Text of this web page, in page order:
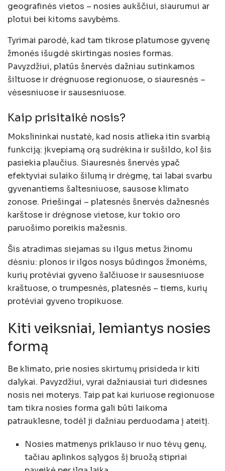
geografinės vietos – nosies aukščiui, siaurumui ar
plotui bei kitoms savybėms.
Tyrimai parodė, kad tam tikrose platumose gyvenę
žmonės išugdė skirtingas nosies formas.
Pavyzdžiui, platūs šnervės dažniau sutinkamos
šiltuose ir drėgnuose regionuose, o siauresnės –
vėsesniuose ir sausesniuose.
Kaip prisitaikė nosis?
Mokslininkai nustatė, kad nosis atlieka itin svarbią
funkciją: įkvepiamą orą sudrėkina ir sušildo, kol šis
pasiekia plaučius. Siauresnės šnervės ypač
efektyviai sulaiko šilumą ir drėgmę, tai labai svarbu
gyvenantiems šaltesniuose, sausose klimato
zonose. Priešingai – platesnės šnervės dažnesnės
karštose ir drėgnose vietose, kur tokio oro
paruošimo poreikis mažesnis.
Šis atradimas siejamas su ilgus metus žinomu
dėsniu: plonos ir ilgos nosys būdingos žmonėms,
kurių protėviai gyveno šalčiuose ir sausesniuose
kraštuose, o trumpesnės, platesnės – tiems, kurių
protėviai gyveno tropikuose.
Kiti veiksniai, lemiantys nosies
formą
Be klimato, prie nosies skirtumų prisideda ir kiti
dalykai. Pavyzdžiui, vyrai dažniausiai turi didesnes
nosis nei moterys. Taip pat kai kuriuose regionuose
tam tikra nosies forma gali būti laikoma
patrauklesne, todėl ji dažniau perduodama į ateitį.
Nosies matmenys priklauso ir nuo tėvų genų,
tačiau aplinkos sąlygos šį bruožą stipriai